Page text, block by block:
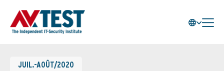
JUIL.-AOÛT/2020